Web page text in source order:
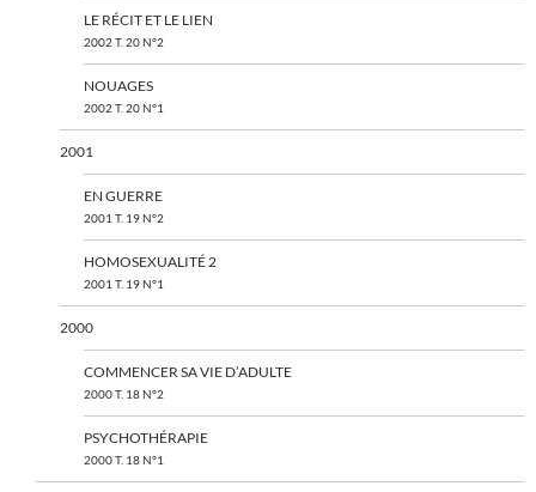
LE RÉCIT ET LE LIEN
2002 T. 20 N°2
NOUAGES
2002 T. 20 N°1
2001
EN GUERRE
2001 T. 19 N°2
HOMOSEXUALITÉ 2
2001 T. 19 N°1
2000
COMMENCER SA VIE D’ADULTE
2000 T. 18 N°2
PSYCHOTHÉRAPIE
2000 T. 18 N°1